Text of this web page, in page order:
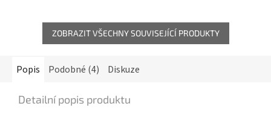
ZOBRAZIT VŠECHNY SOUVISEJÍCÍ PRODUKTY
Popis Podobné (4) Diskuze
Detailní popis produktu